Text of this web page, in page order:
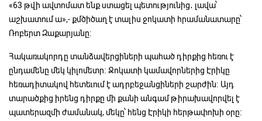
«63 թվի ավտոմատ ենք ստացել պետությունից․ լավա՝
աշխատում ա»,- քմծիծաղ է տալիս ջոկատի հրամանատարը՝
Ռոբերտ Զաքարյանը։
Հակառակորդը տանձավերցիների պահած դիրքից հեռու է
ընդամենը մեկ կիլոմետր։ Ջոկատի կամավորներից Էրիկը
հեռադիտակով հետեւում է ադրբեջանցիների շարժին։ Այդ
տարածքից իրենց դիրքը մի քանի անգամ թիրախավորվել է
պատերազմի ժամանակ, մեկը՝ հենց Էրիկի հերթափոխի օրը։